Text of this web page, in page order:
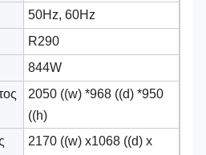
50Hz, 60Hz
R290
844W
2050 ((w) *968 ((d) *950
((h)
2170 ((w) x1068 ((d) x